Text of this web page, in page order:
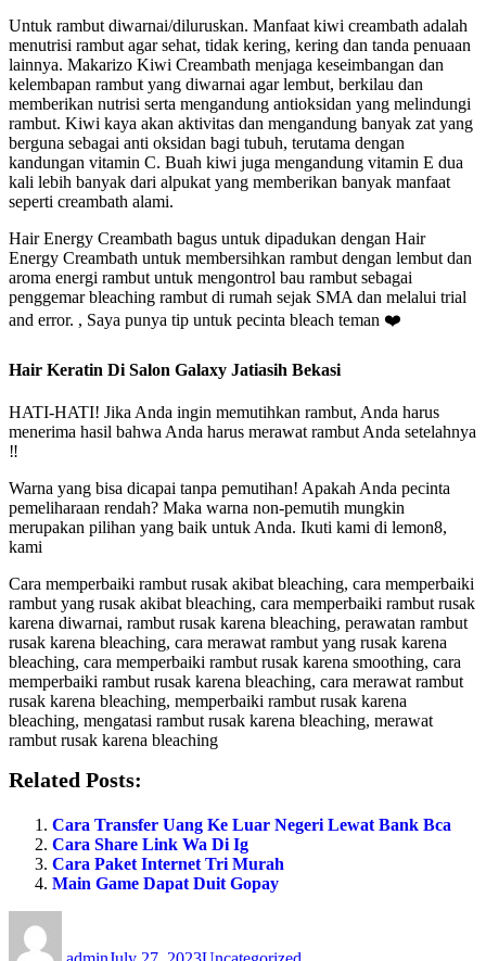
Untuk rambut diwarnai/diluruskan. Manfaat kiwi creambath adalah
menutrisi rambut agar sehat, tidak kering, kering dan tanda penuaan
lainnya. Makarizo Kiwi Creambath menjaga keseimbangan dan
kelembapan rambut yang diwarnai agar lembut, berkilau dan
memberikan nutrisi serta mengandung antioksidan yang melindungi
rambut. Kiwi kaya akan aktivitas dan mengandung banyak zat yang
berguna sebagai anti oksidan bagi tubuh, terutama dengan
kandungan vitamin C. Buah kiwi juga mengandung vitamin E dua
kali lebih banyak dari alpukat yang memberikan banyak manfaat
seperti creambath alami.
Hair Energy Creambath bagus untuk dipadukan dengan Hair
Energy Creambath untuk membersihkan rambut dengan lembut dan
aroma energi rambut untuk mengontrol bau rambut sebagai
penggemar bleaching rambut di rumah sejak SMA dan melalui trial
and error. , Saya punya tip untuk pecinta bleach teman ❤️
Hair Keratin Di Salon Galaxy Jatiasih Bekasi
HATI-HATI! Jika Anda ingin memutihkan rambut, Anda harus
menerima hasil bahwa Anda harus merawat rambut Anda setelahnya
‼️
Warna yang bisa dicapai tanpa pemutihan! Apakah Anda pecinta
pemeliharaan rendah? Maka warna non-pemutih mungkin
merupakan pilihan yang baik untuk Anda. Ikuti kami di lemon8,
kami
Cara memperbaiki rambut rusak akibat bleaching, cara memperbaiki
rambut yang rusak akibat bleaching, cara memperbaiki rambut rusak
karena diwarnai, rambut rusak karena bleaching, perawatan rambut
rusak karena bleaching, cara merawat rambut yang rusak karena
bleaching, cara memperbaiki rambut rusak karena smoothing, cara
memperbaiki rambut rusak karena bleaching, cara merawat rambut
rusak karena bleaching, memperbaiki rambut rusak karena
bleaching, mengatasi rambut rusak karena bleaching, merawat
rambut rusak karena bleaching
Related Posts:
Cara Transfer Uang Ke Luar Negeri Lewat Bank Bca
Cara Share Link Wa Di Ig
Cara Paket Internet Tri Murah
Main Game Dapat Duit Gopay